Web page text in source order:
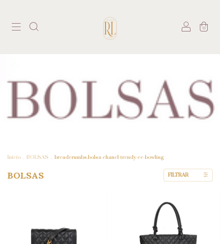
0
Início . BOLSAS . breadcrumbs.bolsa-chanel-trendy-cc-bowling
BOLSAS FILTRAR